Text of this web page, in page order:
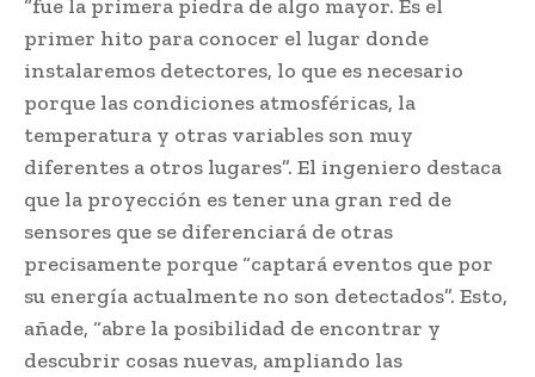
“fue la primera piedra de algo mayor. Es el
primer hito para conocer el lugar donde
instalaremos detectores, lo que es necesario
porque las condiciones atmosféricas, la
temperatura y otras variables son muy
diferentes a otros lugares”. El ingeniero destaca
que la proyección es tener una gran red de
sensores que se diferenciará de otras
precisamente porque “captará eventos que por
su energía actualmente no son detectados”. Esto,
añade, “abre la posibilidad de encontrar y
descubrir cosas nuevas, ampliando las